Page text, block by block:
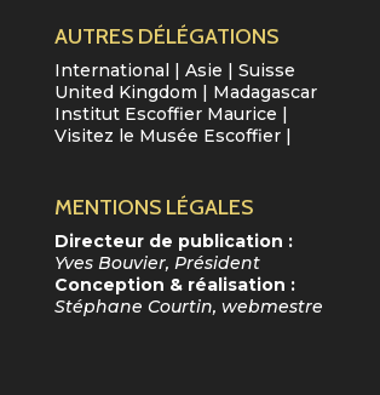
AUTRES DÉLÉGATIONS
International | Asie | Suisse
United Kingdom | Madagascar
Institut Escoffier Maurice |
Visitez le Musée Escoffier|
MENTIONS LÉGALES
Directeur de publication :
Yves Bouvier, Président
Conception & réalisation :
Stéphane Courtin, webmestre